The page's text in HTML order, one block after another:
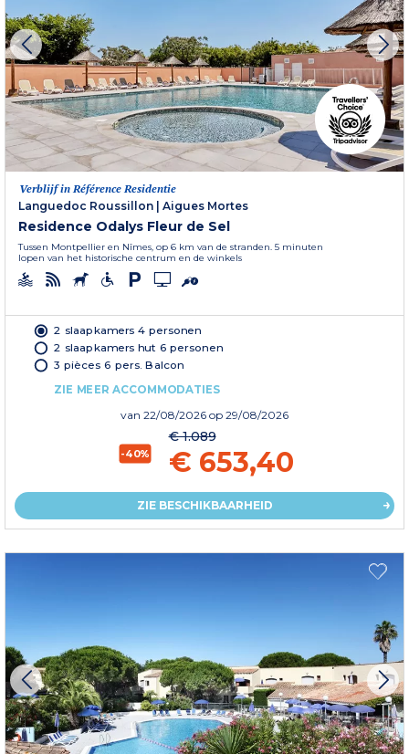
Verblijf in Référence Residentie
Languedoc Roussillon | Aigues Mortes
Residence Odalys Fleur de Sel
Tussen Montpellier en Nîmes, op 6 km van de stranden. 5 minuten
lopen van het historische centrum en de winkels
2 slaapkamers 4 personen
2 slaapkamers hut 6 personen
3 pièces 6 pers. Balcon
ZIE MEER ACCOMMODATIES
van 22/08/2026 op 29/08/2026
-40%
€ 1.089
€ 653,40
ZIE BESCHIKBAARHEID